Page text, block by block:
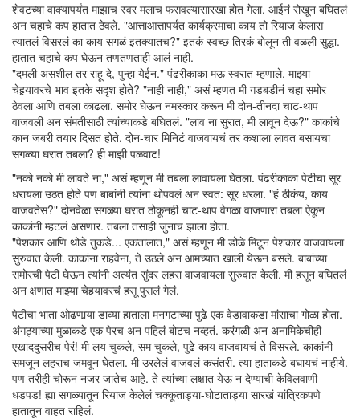
शेवटच्या वाक्यापर्यंत माझाच स्वर मलाच फसवल्यासारखा होत गेला. आईनं रोखून बघितलं
अन चहाचे कप हातात ठेवले. "आत्ताआत्तापर्यंत कार्यक्रमाचा काय तो रियाज केलास
त्यातलं विसरलं का काय सगळं इतक्यातच?" इतकं स्वच्छ तिरकं बोलून ती वळली सुद्धा.
हातात चहाचे कप घेऊन तणतणताही आलं नाही.
"दमली असशील तर राहू दे, पुन्हा येईन." पंढरीकाका मऊ स्वरात म्हणाले. माझ्या
चेहर्‍यावरचे भाव इतके सदृश होते? "नाही नाही," असं म्हणत मी गडबडीनं चहा समोर
ठेवला आणि तबला काढला. समोर घेऊन नमस्कार करून मी दोन-तीनदा चाट-थाप
वाजवली अन संमतीसाठी त्यांच्याकडे बघितलं. "लाव ना सुरात, मी लावून देऊ?" काकांचे
कान जबरी तयार दिसत होते. दोन-चार मिनिटं वाजवायचं तर कशाला लावत बसायचा
सगळ्या घरात तबला? ही माझी पळवाट!
"नको नको मी लावते ना," असं म्हणून मी तबला लावायला घेतला. पंढरीकाका पेटीचा सूर
धरायला उठत होते पण बाबांनी त्यांना थोपवलं अन स्वत: सूर धरला. "हं ठीकंय, काय
वाजवतेस?" दोनवेळा सगळ्या घरात ठोकूनही चाट-थाप वेगळा वाजणारा तबला ऐकून
काकांनी म्हटलं असणार. तबला तसाही जुनाच झाला होता.
"पेशकार आणि थोडे तुकडे... एकतालात," असं म्हणून मी डोळे मिटून पेशकार वाजवायला
सुरुवात केली. काकांना राहवेना, ते उठले अन आमच्यात खाली येऊन बसले. बाबांच्या
समोरची पेटी घेऊन त्यांनी अत्यंत सुंदर लहरा वाजवायला सुरुवात केली. मी हसून बघितलं
अन क्षणात माझ्या चेहर्‍यावरचं हसू पुसलं गेलं.
पेटीचा भाता ओढणार्‍या डाव्या हाताला मनगटाच्या पुढे एक वेडावाकडा मांसाचा गोळा होता.
अंगठ्याच्या मुळाकडे एक पेरच अन पहिलं बोटच नव्हतं. करंगळी अन अनामिकेचीही
एखाददुसरीच पेरं! मी लय चुकले, सम चुकले, पुढे काय वाजवायचं ते विसरले. काकांनी
समजून लहराच जमवून घेतला. मी उरलेलं वाजवलं कसंतरी. त्या हाताकडे बघायचं नाहीये.
पण तरीही चोरून नजर जातेच आहे. ते त्यांच्या लक्षात येऊ न देण्याची केविलवाणी
धडपड! ह्या सगळ्यातून रियाज केलेलं चक्कूताड्या-घोटाताड्या सारखं यांत्रिकपणे
हातातून वाहत राहिलं.